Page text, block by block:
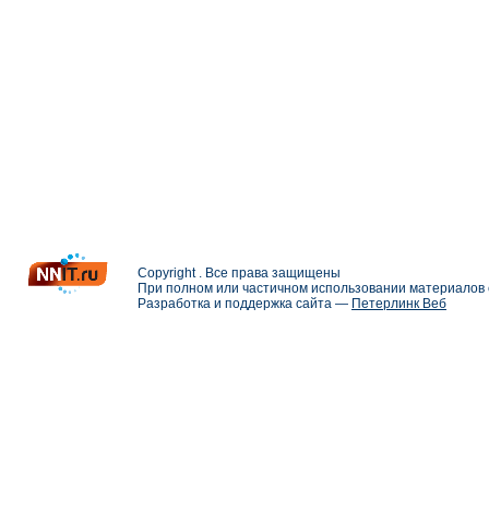
Copyright . Все права защищены
При полном или частичном использовании
Разработка и поддержка сайта — Петерлинк Веб